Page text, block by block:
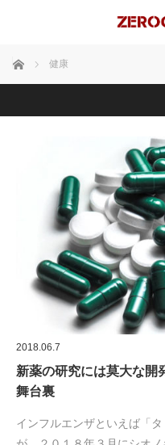
ホーム 健康
2018.06.7
新薬の研究には莫大な開
舞台裏
インフルエンザといえば「